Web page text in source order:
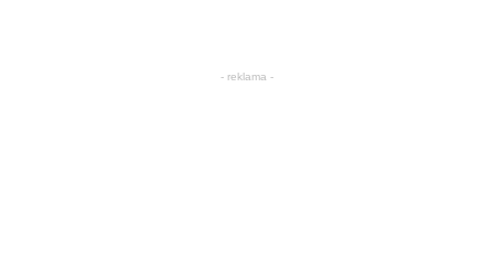
- reklama -